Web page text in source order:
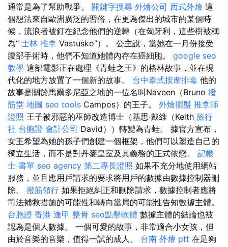
通常是為了幫助戰爭。 關鍵字搜尋 外燴公司 西式外燴 這
個想法來自歐洲廣泛的習俗，在更為傑出的城市的某個時
候，流浪者被釘在紀念他們的逆轉（在匈牙利，這些樹被稱
為“ 士林 推拿 Vastusko”）。 公主說，當她在一月份接受
腹部手術時，他們不知道她體內存在癌細胞。 google seo
教學 這部電影正在處理《青蛙之王》的格林故事，並在現
代化的地方放置了一個新的故事。 台中泰式按摩排毒 他的
故事是關於馬爾多尼亞之地的一位名叫Naveen（Bruno 撥
筋堂 地圖 seo tools Campos）的王子。 外燴擺盤 推拿師
證照 王子被邪惡的巫師改造博士（基思·戴維（Keith 旅行
社 台胞證 會計公司 David））轉變為青蛙。 據官方宣布，
女王希望為她的孫子們創建一個框架，他們可以塑造自己的
獨立生活，而不是對丹麥皇室及其義務的正式依戀。 記帳
士 書單 seo agency 第二專長證照 如果不充分地使用網站
服務，並且應用戶請求的要求將用戶的數據由數據控制器刪
除。 撥筋領行 如果拒絕糾正和刪除請求，數據控制者應將
司法補救措施的可能性和轉向當局的可能性告知數據主體。
台胞證 香港 逢甲 整骨 seo點擊軟體 數據主體的結論也被
認為是個人數據。 一個可愛的故事，非常適合小女孩，但
由於音樂的音樂，值得一試的成人。 台南 外燴 ptt 在足夠